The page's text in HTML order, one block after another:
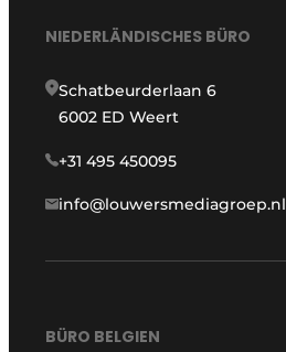
NIEDERLÄNDISCHES BÜRO
Schatbeurderlaan 6
6002 ED Weert
+31 495 450095
info@louwersmediagroep.nl
BÜRO BELGIEN